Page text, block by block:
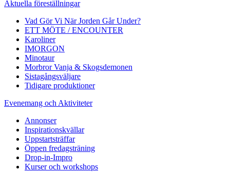
Aktuella föreställningar
Vad Gör Vi När Jorden Går Under?
ETT MÖTE / ENCOUNTER
Karoliner
IMORGON
Minotaur
Morbror Vanja & Skogsdemonen
Sistagångsväljare
Tidigare produktioner
Evenemang och Aktiviteter
Annonser
Inspirationskvällar
Uppstartsträffar
Öppen fredagsträning
Drop-in-Impro
Kurser och workshops